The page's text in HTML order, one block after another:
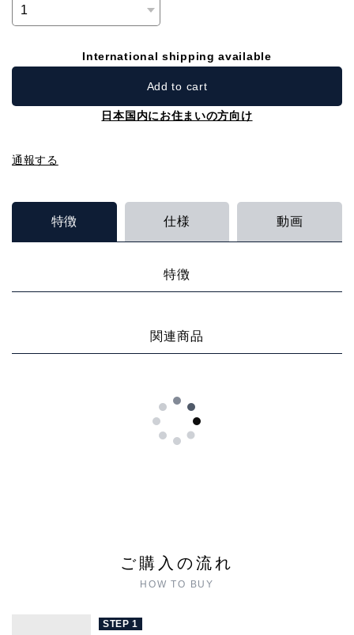
International shipping available
Add to cart
日本国内にお住まいの方向け
通報する
特徴 仕様 動画
特徴
関連商品
ご購入の流れ
HOW TO BUY
STEP 1